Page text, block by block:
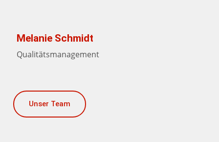
Melanie Schmidt
Qualitätsmanagement
Unser Team